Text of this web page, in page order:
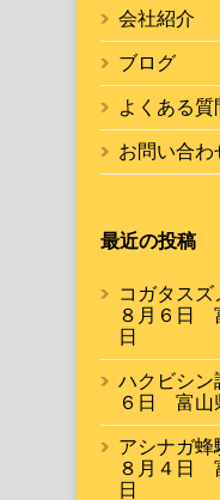
会社紹介
ブログ
よくある質
お問い合わ
最近の投稿
コガタス
８月６日
日
ハクビシ
６日 富山
アシナガ
８月４日
日